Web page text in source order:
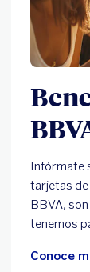
Infórmate
tarjetas
BBVA,
tenemos
Conoce